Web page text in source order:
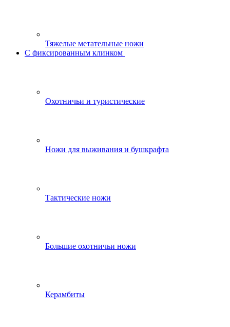
Тяжелые метательные ножи
С фиксированным клинком
Охотничьи и туристические
Ножи для выживания и бушкрафта
Тактические ножи
Большие охотничьи ножи
Керамбиты